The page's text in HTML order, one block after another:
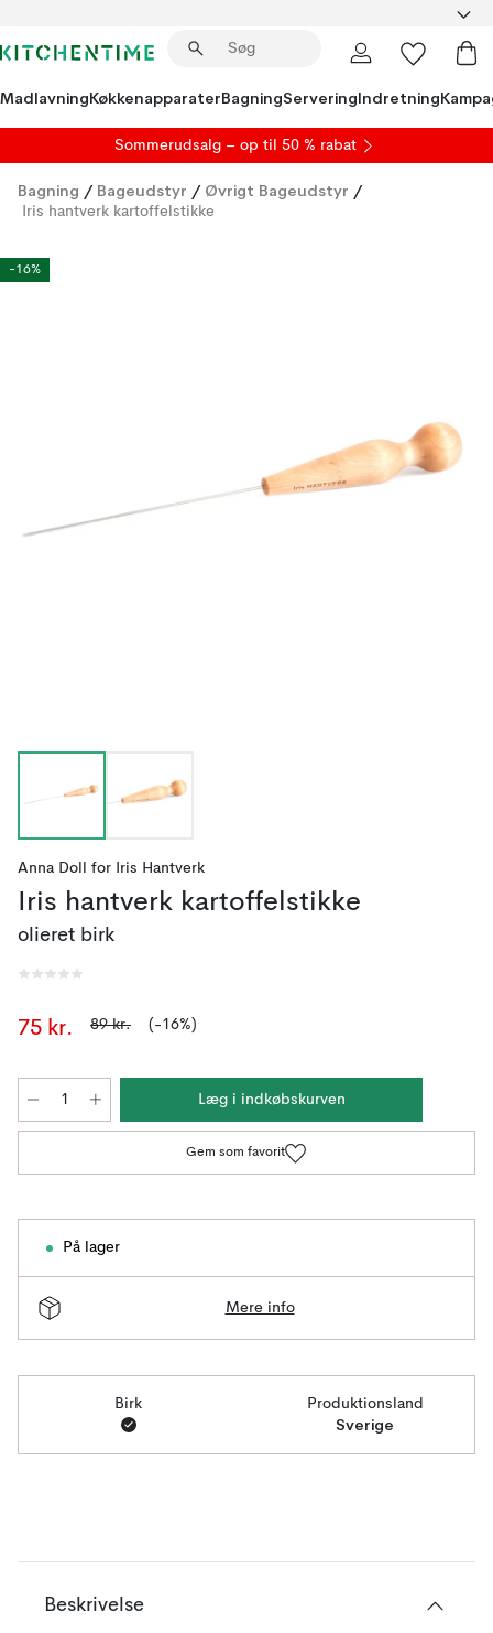
MadlavningKøkkenapparaterBagningServeringIndretning
Sommerudsalg – op til 50 % rabat
Bagning / Bageudstyr / Øvrigt Bageudstyr /
Iris hantverk kartoffelstikke
-16%
Anna Doll for Iris Hantverk
Iris hantverk kartoffelstikke
olieret birk
75 kr. 89 kr. (-16%)
Læg i indkøbskurven
Gem som favorit
På lager
Mere info
Birk Produktionsland
Sverige
Beskrivelse